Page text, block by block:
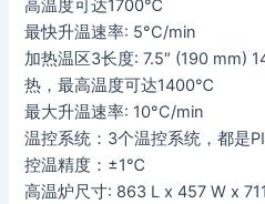
高温度可达1700℃
最快升温速率: 5°C/min
加热温区3长度: 7.5″ (190 mm)
热，最高温度可达1400℃
最大升温速率: 10°C/min
温控系统：3个温控系统，都是
控温精度：±1℃
高温炉尺寸: 863 L x 457 W x